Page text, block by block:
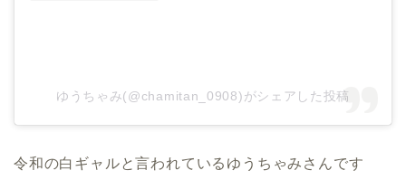
ゆうちゃみ(@chamitan_0908)がシェアした投稿
令和の白ギャルと言われているゆうちゃみさんです